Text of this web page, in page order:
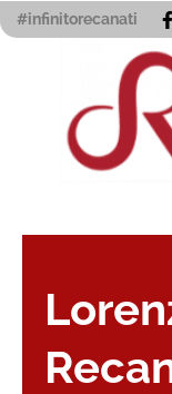
Vai
al
#infinitorecanati